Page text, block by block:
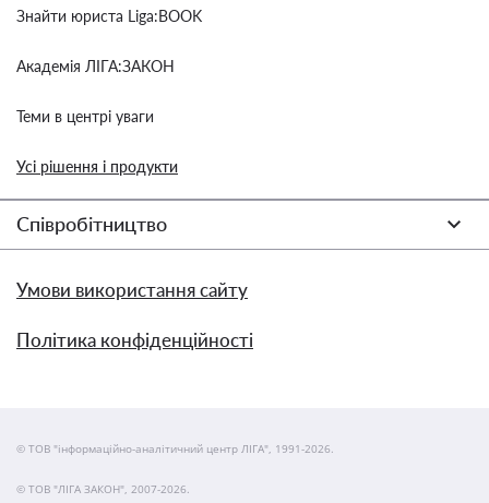
Знайти юриста Liga:BOOK
Академія ЛІГА:ЗАКОН
Теми в центрі уваги
Усі рішення і продукти
Співробітництво
Умови використання сайту
Політика конфіденційності
© ТОВ "інформаційно-аналітичний центр ЛІГА", 1991-2026.
© ТОВ "ЛІГА ЗАКОН", 2007-2026.